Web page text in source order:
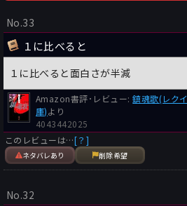
どん死の淵へと追いやられていく。
これは新宿歌舞伎町という日本一の繁
場。いや明日をも知れぬ地獄絵図を描
おうか。
私が歩いていた新宿の少し筋を外れた
人の命を奪う生き死にの戦いが繰り広
わされるほどこの物語はリアルである。
それは我々普通の生活をしている者に
うな世界。誰もがプライドが高く、ギ
女たちばかりが登場する。
No.33
１に比べると
１に比べると面白さが半減
Amazon書評･レビュー:鎮魂歌(レク
庫)より
4043442025
このレビューは…[？]
ネタバレあり 削除希望
No.32